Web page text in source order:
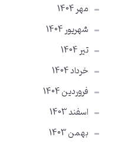
مهر 1404
شهریور 1404
تير 1404
خرداد 1404
فروردین 1404
اسفند 1403
بهمن 1403